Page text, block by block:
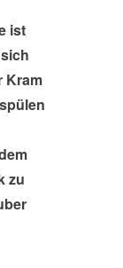
ist
Kram
zu